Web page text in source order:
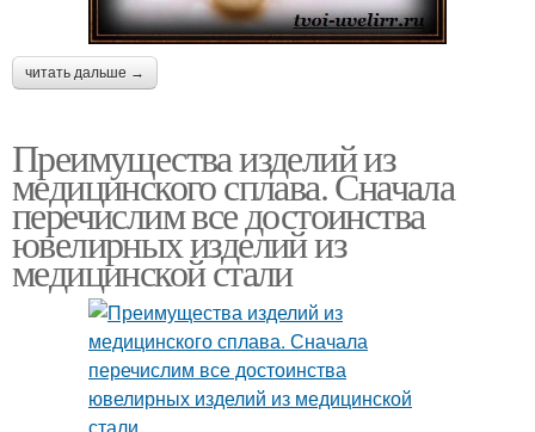
читать дальше →
Преимущества изделий из
медицинского сплава. Сначала
перечислим все достоинства
ювелирных изделий из
медицинской стали